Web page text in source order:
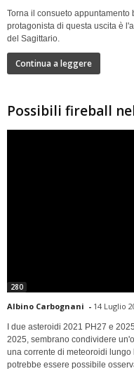
Torna il consueto
protagonista di questa uscita è
del Sagittario.
Continua a leggere
Possibili fireball
280
Albino Carbognani - 14 Luglio
I due asteroidi 2021 PH27 e
2025, sembrano condividere
una corrente di meteoroidi lungo
potrebbe essere possibile